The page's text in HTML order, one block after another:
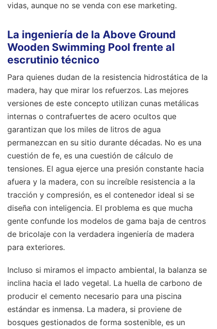
vidas, aunque no se venda con ese marketing.
La ingeniería de la Above Ground
Wooden Swimming Pool frente al
escrutinio técnico
Para quienes dudan de la resistencia hidrostática de la
madera, hay que mirar los refuerzos. Las mejores
versiones de este concepto utilizan cunas metálicas
internas o contrafuertes de acero ocultos que
garantizan que los miles de litros de agua
permanezcan en su sitio durante décadas. No es una
cuestión de fe, es una cuestión de cálculo de
tensiones. El agua ejerce una presión constante hacia
afuera y la madera, con su increíble resistencia a la
tracción y compresión, es el contenedor ideal si se
diseña con inteligencia. El problema es que mucha
gente confunde los modelos de gama baja de centros
de bricolaje con la verdadera ingeniería de madera
para exteriores.
Incluso si miramos el impacto ambiental, la balanza se
inclina hacia el lado vegetal. La huella de carbono de
producir el cemento necesario para una piscina
estándar es inmensa. La madera, si proviene de
bosques gestionados de forma sostenible, es un